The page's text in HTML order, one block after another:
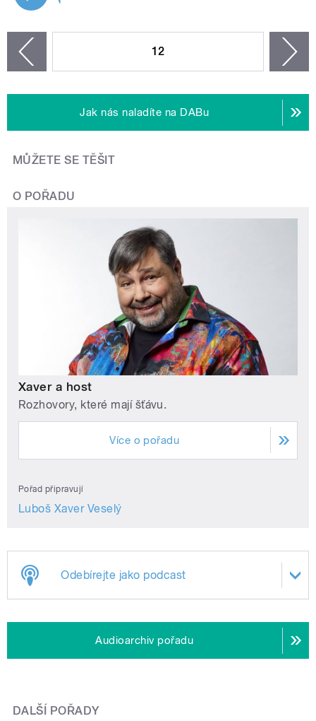
12
Jak nás naladíte na DABu
MŮŽETE SE TĚŠIT
O POŘADU
Xaver a host
Rozhovory, které mají šťávu.
Více o pořadu
Pořad připravují
Luboš Xaver Veselý
Odebírejte jako podcast
Audioarchiv pořadu
DALŠÍ POŘADY